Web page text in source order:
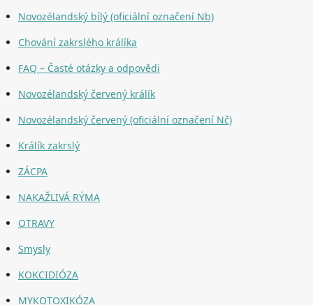
Novozélandský bílý (oficiální označení Nb)
Chování zakrslého králíka
FAQ – Časté otázky a odpovědi
Novozélandský červený králík
Novozélandský červený (oficiální označení Nč)
Králík zakrslý
ZÁCPA
NAKAŽLIVÁ RÝMA
OTRAVY
Smysly
KOKCIDIÓZA
MYKOTOXIKÓZA